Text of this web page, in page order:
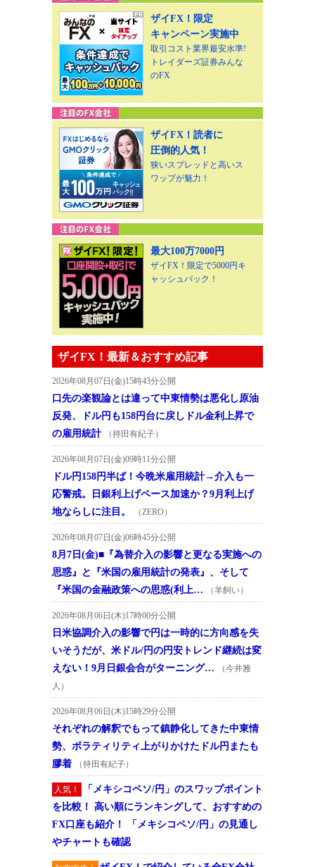
ザイFX！限定
キャンペーン実施中
取引コスト業界最安水準!
トレイダーズ証券みんな
のFX
ザイFX！読者に
圧倒的人気！
狭いスプレッドと高いス
ワップが魅力！
最大100万7000円
ザイFX！限定で5000円キ
ャッシュバック！
ザイFX！最新＆おすすめ記事
2026年08月07日(金)15時43分公開
口先の楽観論とは違って中東情勢は悪化し原油
反発、ドル円も158円台に戻しドル金利上昇で
の雇用統計
（持田有紀子）
2026年08月07日(金)09時11分公開
ドル円158円半ば！今晩米雇用統計→介入も一
応警戒。日銀利上げペース加速か？9月利上げ
地ならしに注目。
（ZERO）
2026年08月07日(金)06時45分公開
8月7日(金)■『為替介入の影響と更なる実施への
思惑』と『米国の雇用統計の発表』、そして
『米国の金融政策への思惑(利上…
（羊飼い）
2026年08月06日(木)17時00分公開
日米協調介入の影響で円は一時的に方向感を失
いそうだが、米ドル/円の円安トレンド継続は変
えない！9月日銀会合がターニング…
（今井雅
人）
2026年08月06日(木)15時29分公開
それぞれの解釈でもって鎮静化してきた中東情
勢、ボラティリティ上がりかけたドル円またも
膠着
（持田有紀子）
人気！
「メキシコペソ/円」のスワップポイント
を比較！ 高い順にランキングして、おすすめの
FX口座も紹介！ 「メキシコペソ/円」の見通し
やチャートも確認